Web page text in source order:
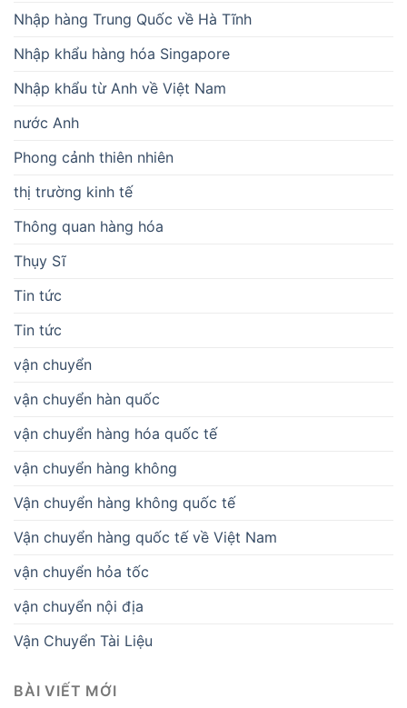
Nhập hàng Trung Quốc về Hà Tĩnh
Nhập khẩu hàng hóa Singapore
Nhập khẩu từ Anh về Việt Nam
nước Anh
Phong cảnh thiên nhiên
thị trường kinh tế
Thông quan hàng hóa
Thụy Sĩ
Tin tức
Tin tức
vận chuyển
vận chuyển hàn quốc
vận chuyển hàng hóa quốc tế
vận chuyển hàng không
Vận chuyển hàng không quốc tế
Vận chuyển hàng quốc tế về Việt Nam
vận chuyển hỏa tốc
vận chuyển nội địa
Vận Chuyển Tài Liệu
BÀI VIẾT MỚI